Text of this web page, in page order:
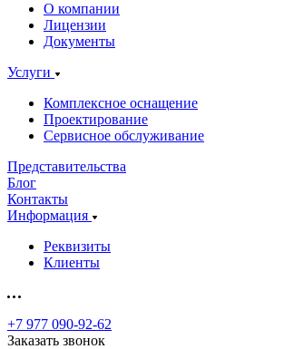
О компании
Лицензии
Документы
Услуги
Комплексное оснащение
Проектирование
Сервисное обслуживание
Представительства
Блог
Контакты
Информация
Реквизиты
Клиенты
+7 977 090-92-62
Заказать звонок